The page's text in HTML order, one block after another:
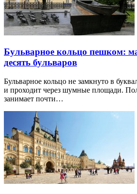
Бульварное кольцо пешком:
десять бульваров
Бульварное кольцо не замкнуто в
и проходит через шумные площади.
занимает почти…